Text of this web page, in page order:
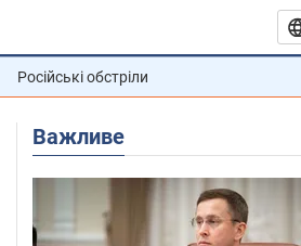
Російські обстріли
Важливе